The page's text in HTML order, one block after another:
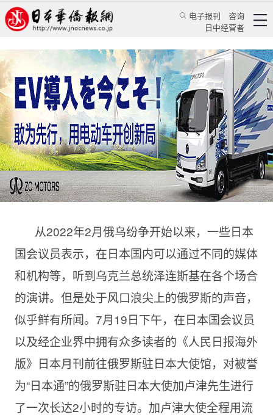
电子报刊
咨询
日中经营者
俄乌纷争将重构全球治理体系
——访俄罗斯驻日本大使米哈伊尔·加卢津
蒋丰 专访 日本政坛
《人民日报海外版》日本月刊 2022/8/5 12:43:17
从2022年2月俄乌纷争开始以来，一些日本
国会议员表示，在日本国内可以通过不同的媒体
和机构等，听到乌克兰总统泽连斯基在各个场合
的演讲。但是处于风口浪尖上的俄罗斯的声音，
似乎鲜有所闻。7月19日下午，在日本国会议员
以及经企业界中拥有众多读者的《人民日报海外
版》日本月刊前往俄罗斯驻日本大使馆，对被誉
为“日本通”的俄罗斯驻日本大使加卢津先生进行
了一次长达2小时的专访。加卢津大使全程用流